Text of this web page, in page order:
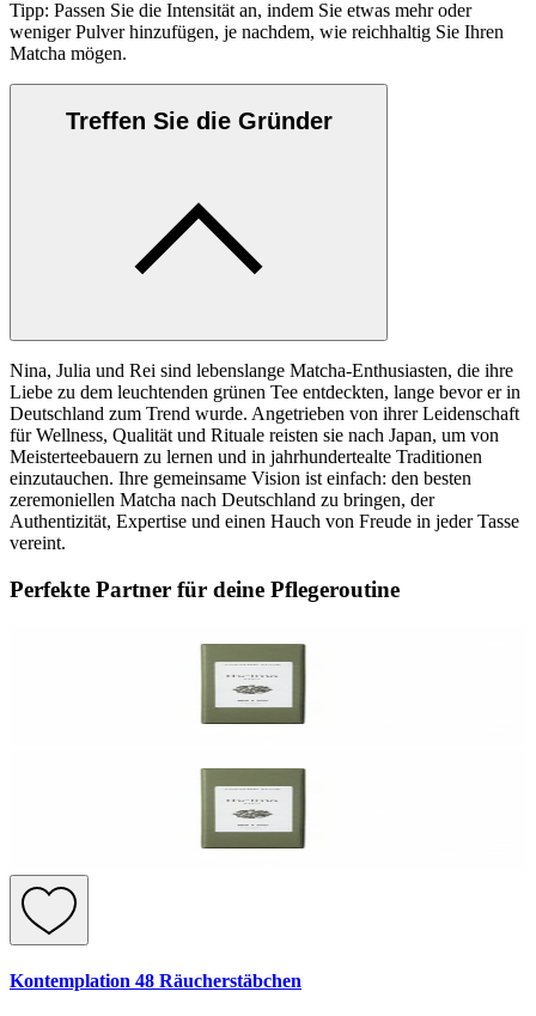
Tipp: Passen Sie die Intensität an, indem Sie etwas mehr oder
weniger Pulver hinzufügen, je nachdem, wie reichhaltig Sie Ihren
Matcha mögen.
Treffen Sie die Gründer
Nina, Julia und Rei sind lebenslange Matcha-Enthusiasten, die ihre
Liebe zu dem leuchtenden grünen Tee entdeckten, lange bevor er in
Deutschland zum Trend wurde. Angetrieben von ihrer Leidenschaft
für Wellness, Qualität und Rituale reisten sie nach Japan, um von
Meisterteebauern zu lernen und in jahrhundertealte Traditionen
einzutauchen. Ihre gemeinsame Vision ist einfach: den besten
zeremoniellen Matcha nach Deutschland zu bringen, der
Authentizität, Expertise und einen Hauch von Freude in jeder Tasse
vereint.
Perfekte Partner für deine Pflegeroutine
Kontemplation 48 Räucherstäbchen